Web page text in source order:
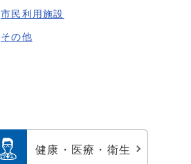
市民利用施設
その他
健康・医療・衛生